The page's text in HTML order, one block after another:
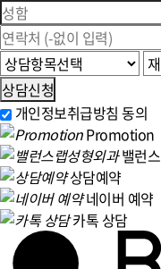
상담신청
개인정보취급방침 동의
Promotion
밸런
상담예약
네이버 예약
카톡 상담